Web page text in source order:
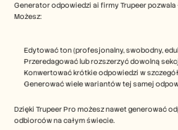
Generator odpowiedzi ai firmy Trupeer
Możesz:
Edytować ton (profesjonalny, swobodny,
Przeredagować lub rozszerzyć dowolną
Konwertować krótkie odpowiedzi w
Generować wiele wariantów tej samej
Dzięki Trupeer Pro możesz nawet generować
odbiorców na całym świecie.